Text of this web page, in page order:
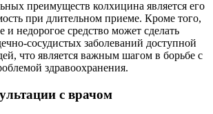
преимуществ колхицина является его
при длительном приеме. Кроме того,
и недорогое средство может сделать
сосудистых заболеваний доступной
что является важным шагом в борьбе с
здравоохранения.
с врачом